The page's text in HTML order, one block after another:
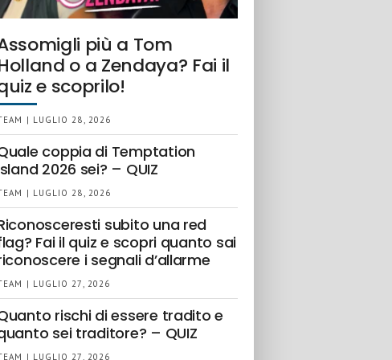
più a Tom
o a Zendaya? Fai il
e scoprilo!
| LUGLIO 28, 2026
coppia di Temptation
2026 sei? – QUIZ
| LUGLIO 28, 2026
subito una red
Fai il quiz e scopri quanto sai
i segnali d’allarme
| LUGLIO 27, 2026
rischi di essere tradito e
sei traditore? – QUIZ
| LUGLIO 27, 2026